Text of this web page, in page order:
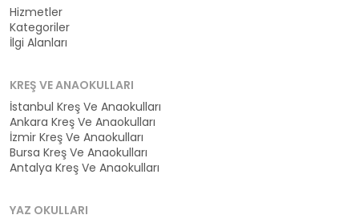
Hizmetler
Kategoriler
İlgi Alanları
KREŞ VE ANAOKULLARI
İstanbul Kreş Ve Anaokulları
Ankara Kreş Ve Anaokulları
İzmir Kreş Ve Anaokulları
Bursa Kreş Ve Anaokulları
Antalya Kreş Ve Anaokulları
YAZ OKULLARI